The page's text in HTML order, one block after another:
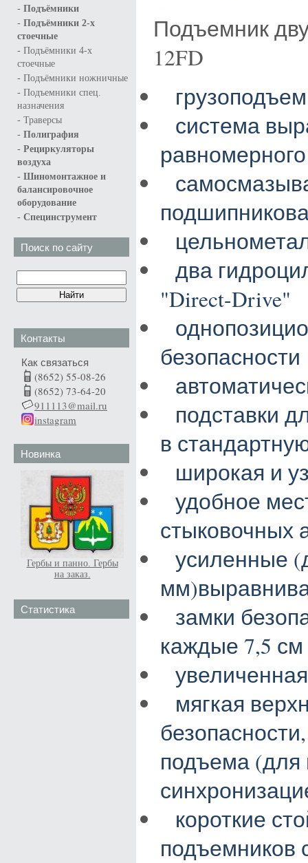
- Подъёмники
- Подъёмники 2-х
стоечные
- Подъёмники 4-х
стоечные
- Подъёмники ножничные
- Подъемники спец.
назначения
- Траверсы
- Полиграфия
- Рециркуляторы
воздуха
- Шиномонтажное и
балансировочное
оборудование
- Специнструмент
Поиск по сайту
Контакты
Как связаться
(8652) 55-08-26
(8652) 73-64-20
911113@mail.ru
instagram
Новинка
Гербы и панно. Гербы
на заказ.
Статистика
Подъемник
12FD
система
два
"Direct-Drive"
безопасности
подставки
в
широкая и
удобное
стыковочных
усиленные
замки
каждые 7,5 см
мягкая
подъема (для
короткие
подъемников